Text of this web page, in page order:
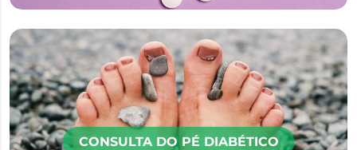
CONSULTA DO PÉ DIABÉTICO